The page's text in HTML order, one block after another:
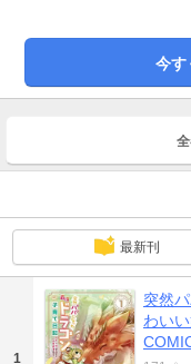
今す
最新刊
1
突然
わい